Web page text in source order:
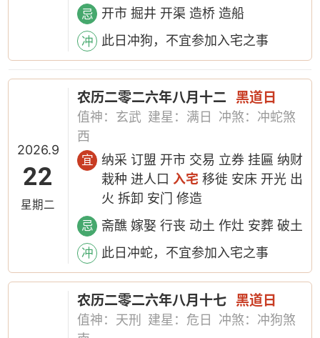
忌 开市 掘井 开渠 造桥 造船
冲 此日冲狗，不宜参加入宅之事
2026.9
22
星期二
农历二零二六年八月十二 黑道日
值神：玄武 建星：满日
冲煞：冲蛇煞
西
宜
纳采 订盟 开市 交易 立券 挂匾 纳财
栽种 进人口 入宅 移徙 安床 开光 出
火 拆卸 安门 修造
忌 斋醮 嫁娶 行丧 动土 作灶 安葬 破土
冲 此日冲蛇，不宜参加入宅之事
农历二零二六年八月十七 黑道日
值神：天刑 建星：危日
冲煞：冲狗煞